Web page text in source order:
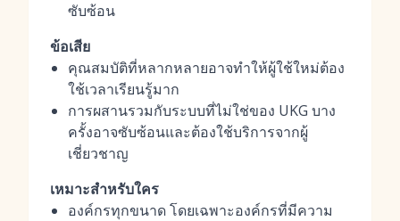
ซับซ้อน
ข้อเสีย
คุณสมบัติที่หลากหลายอาจทำให้ผู้ใช้ใหม่ต้อง
ใช้เวลาเรียนรู้มาก
การผสานรวมกับระบบที่ไม่ใช่ของ UKG บาง
ครั้งอาจซับซ้อนและต้องใช้บริการจากผู้
เชี่ยวชาญ
เหมาะสำหรับใคร
องค์กรทุกขนาด โดยเฉพาะองค์กรที่มีความ